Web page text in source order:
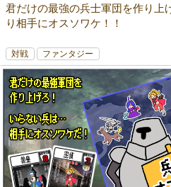
君だけの最強の兵士軍団を作り
り相手にオスソワケ！！
対戦 ファンタジー